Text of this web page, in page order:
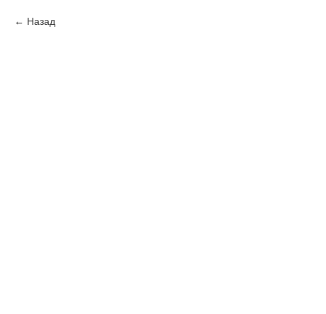
Назад